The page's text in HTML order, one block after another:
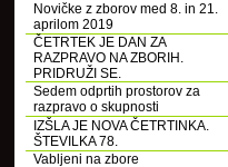
Novičke z zborov med 8. in 21.
aprilom 2019
ČETRTEK JE DAN ZA
RAZPRAVO NA ZBORIH.
PRIDRUŽI SE.
Sedem odprtih prostorov za
razpravo o skupnosti
IZŠLA JE NOVA ČETRTINKA.
ŠTEVILKA 78.
Vabljeni na zbore